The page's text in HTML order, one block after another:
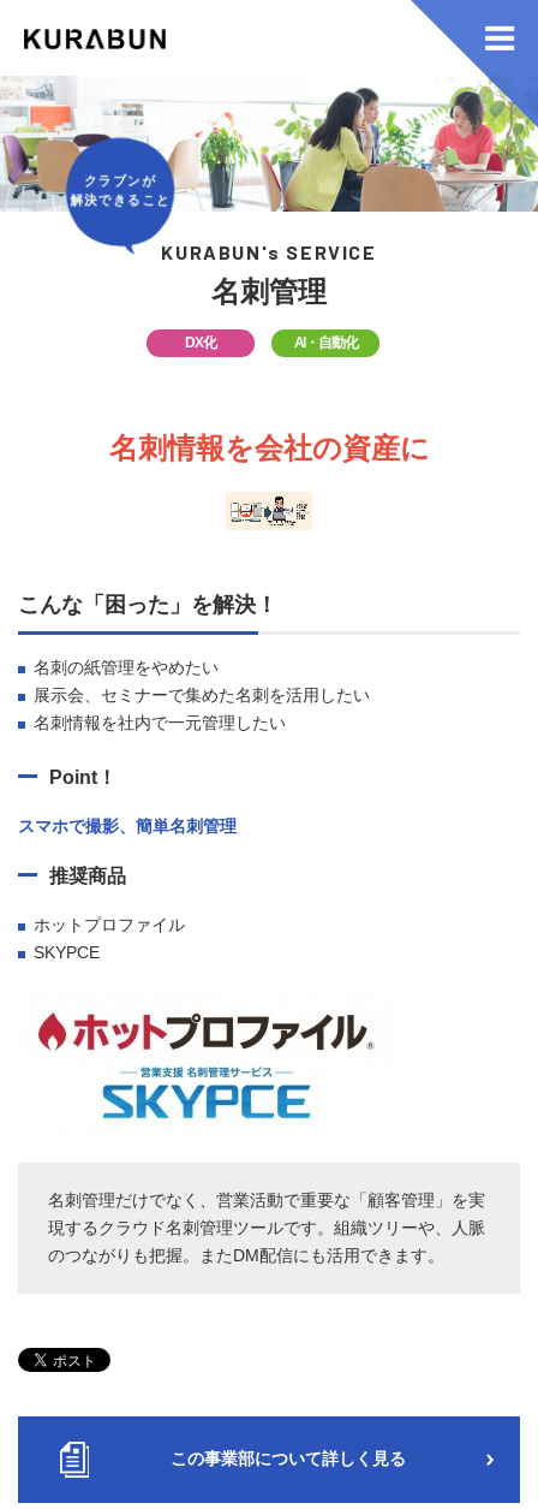
KURABUN's SERVICE
クラブンが
解決できること
名刺管理
DX化 AI・自動化
名刺情報を会社の資産に
こんな「困った」を解決！
名刺の紙管理をやめたい
展示会、セミナーで集めた名刺を活用したい
名刺情報を社内で一元管理したい
Point！
スマホで撮影、簡単名刺管理
推奨商品
ホットプロファイル
SKYPCE
名刺管理だけでなく、営業活動で重要な「顧客管理」を実
現するクラウド名刺管理ツールです。組織ツリーや、人脈
のつながりも把握。またDM配信にも活用できます。
この事業部について詳しく見る